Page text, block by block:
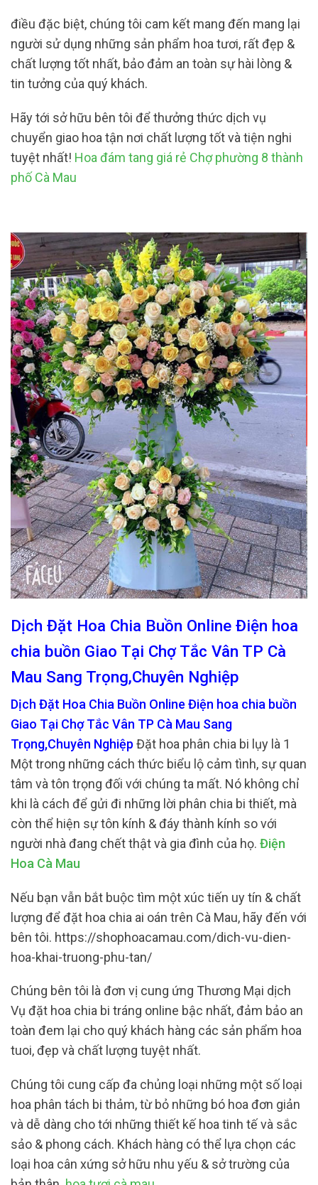
điều đặc biệt, chúng tôi cam kết mang đến mang lại
người sử dụng những sản phẩm hoa tươi, rất đẹp &
chất lượng tốt nhất, bảo đảm an toàn sự hài lòng &
tin tưởng của quý khách.
Hãy tới sở hữu bên tôi để thưởng thức dịch vụ
chuyển giao hoa tận nơi chất lượng tốt và tiện nghi
tuyệt nhất! Hoa đám tang giá rẻ Chợ phường 8 thành
phố Cà Mau
Dịch Đặt Hoa Chia Buồn Online Điện hoa
chia buồn Giao Tại Chợ Tắc Vân TP Cà
Mau Sang Trọng,Chuyên Nghiệp
Dịch Đặt Hoa Chia Buồn Online Điện hoa chia buồn
Giao Tại Chợ Tắc Vân TP Cà Mau Sang
Trọng,Chuyên Nghiệp Đặt hoa phân chia bi lụy là 1
Một trong những cách thức biểu lộ cảm tình, sự quan
tâm và tôn trọng đối với chúng ta mất. Nó không chỉ
khi là cách để gửi đi những lời phân chia bi thiết, mà
còn thể hiện sự tôn kính & đáy thành kính so với
người nhà đang chết thật và gia đình của họ. Điện
Hoa Cà Mau
Nếu bạn vẫn bắt buộc tìm một xúc tiến uy tín & chất
lượng để đặt hoa chia ai oán trên Cà Mau, hãy đến với
bên tôi. https://shophoacamau.com/dich-vu-dien-
hoa-khai-truong-phu-tan/
Chúng bên tôi là đơn vị cung ứng Thương Mại dịch
Vụ đặt hoa chia bi tráng online bậc nhất, đảm bảo an
toàn đem lại cho quý khách hàng các sản phẩm hoa
tuoi, đẹp và chất lượng tuyệt nhất.
Chúng tôi cung cấp đa chủng loại những một số loại
hoa phân tách bi thảm, từ bỏ những bó hoa đơn giản
và dễ dàng cho tới những thiết kế hoa tinh tế và sắc
sảo & phong cách. Khách hàng có thể lựa chọn các
loại hoa cân xứng sở hữu nhu yếu & sở trường của